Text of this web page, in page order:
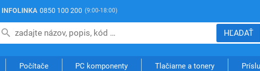
INFOLINKA 0850 100 200 (9:00-18:00)
HĽADAŤ
Počítače PC komponenty Tlačiarne a tonery